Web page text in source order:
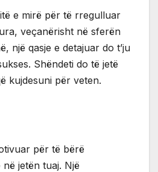
e mirë për të rregulluar
veçanërisht në sferën
një qasje e detajuar do t’ju
Shëndeti do të jetë
kujdesuni për veten.
për të bërë
jetën tuaj. Një